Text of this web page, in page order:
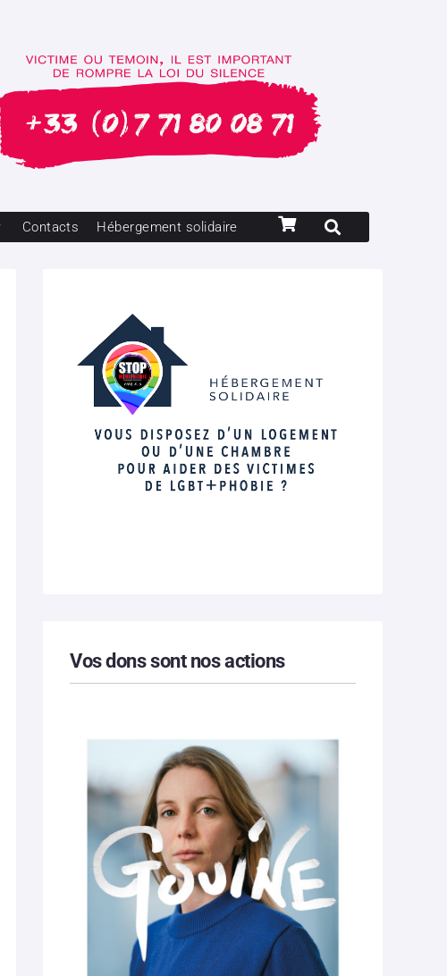
Contacts Hébergement solidaire
Vos dons sont nos actions